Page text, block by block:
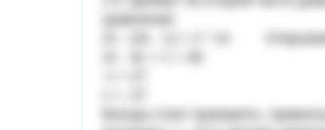
2с - (3с - 1) = 2 * 14
Всегда стоит проверять,